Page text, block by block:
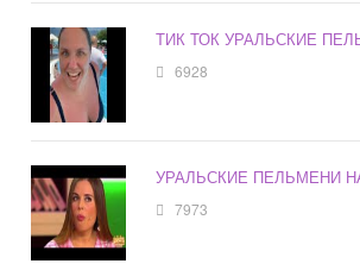
ТИК ТОК УРАЛЬСКИЕ
6928
УРАЛЬСКИЕ ПЕЛЬМЕНИ
7973